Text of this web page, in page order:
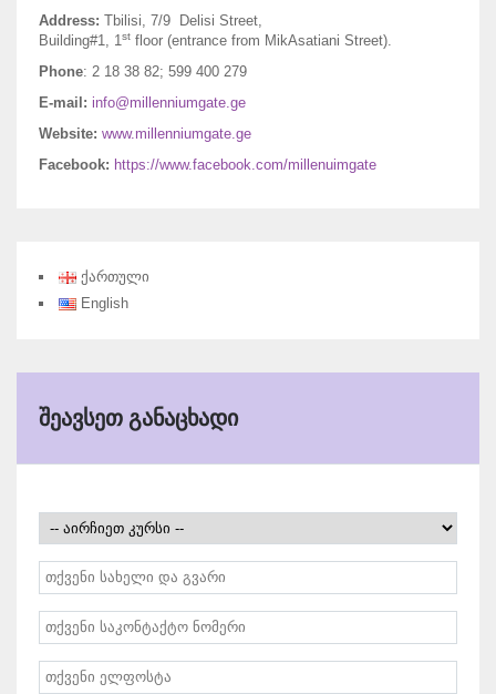
Address: Tbilisi, 7/9 Delisi Street,
Building#1, 1st floor (entrance from MikAsatiani Street).
Phone: 2 18 38 82; 599 400 279
E-mail: info@millenniumgate.ge
Website: www.millenniumgate.ge
Facebook: https://www.facebook.com/millenuimgate
ქართული
English
ᲨᲔᲐᲕᲡᲔᲗ ᲒᲐᲜᲐᲪᲮᲐᲓᲘ